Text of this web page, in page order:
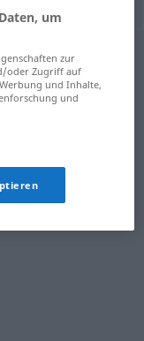
um
zur
oder Zugriff auf
und Inhalte,
und